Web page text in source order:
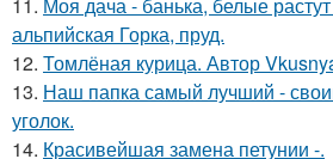
альпийская Горка, пруд.
12. Томлёная курица. Автор
13. Наш папка самый лучший -
уголок.
14. Красивейшая замена петунии -.